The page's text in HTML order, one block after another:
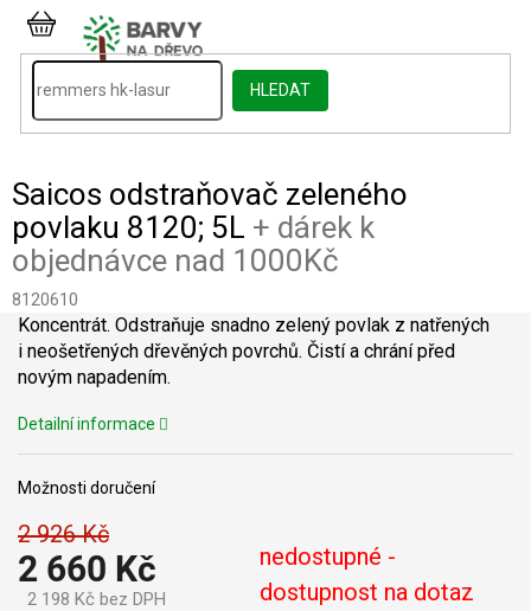
Přejít
obsah
HLEDAT
NÁKUPNÍ
KOŠÍK
Saicos odstraňovač zeleného
povlaku 8120; 5L + dárek k
objednávce nad 1000Kč
8120610
2 926 Kč
2 660 Kč
2 198 Kč bez DPH
nedostupné -
dostupnost na dotaz
Možnosti doručení
Koncentrát. Odstraňuje snadno zelený povlak z natřených
i neošetřených dřevěných povrchů. Čistí a chrání před
novým napadením.
Detailní informace